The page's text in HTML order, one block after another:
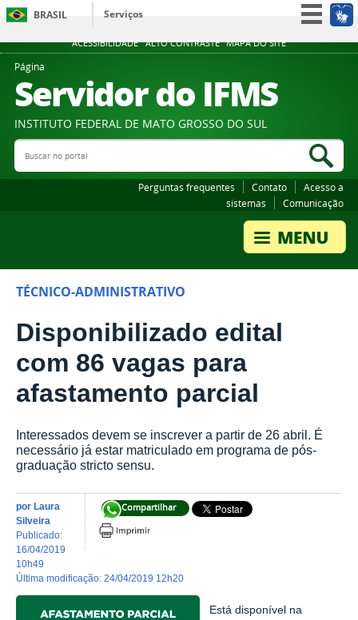
ACESSIBILIDADE ALTO CONTRASTE MAPA DO SITE
BRASIL
Serviços
Participe
Legislação
Canais
Página
Servidor do IFMS
INSTITUTO FEDERAL DE MATO GROSSO DO SUL
Buscar no portal
Perguntas frequentes Contato
Acesso a
sistemas
Comunicação
TÉCNICO-ADMINISTRATIVO
Disponibilizado edital
com 86 vagas para
afastamento parcial
Interessados devem se inscrever a partir de 26 abril. É
necessário já estar matriculado em programa de pós-
graduação stricto sensu.
Compartilhar
por Laura
Silveira
publicado:
16/04/2019
10h49
última modificação: 24/04/2019 12h20
Está disponível na